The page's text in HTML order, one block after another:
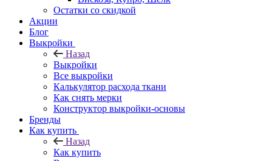
Остатки со скидкой
Акции
Блог
Выкройки
Назад
Выкройки
Все выкройки
Калькулятор расхода ткани
Как снять мерки
Конструктор выкройки-основы
Бренды
Как купить
Назад
Как купить